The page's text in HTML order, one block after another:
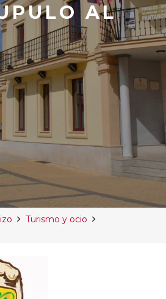
AL
Turismo y ocio